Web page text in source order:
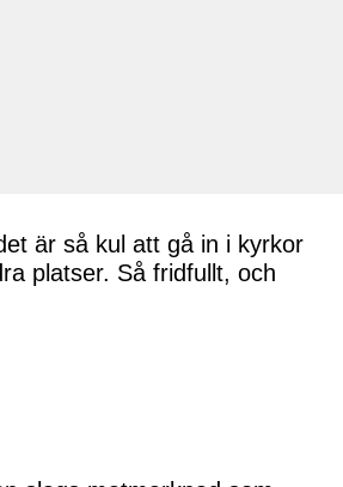
är så kul att gå in i kyrkor
platser. Så fridfullt, och